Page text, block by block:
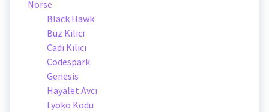
Norse
Black Hawk
Buz Kılıcı
Cadı Kılıcı
Codespark
Genesis
Hayalet Avcı
Lyoko Kodu